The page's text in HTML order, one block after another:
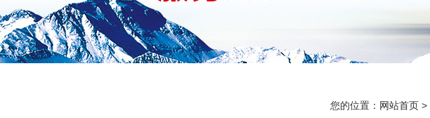
您的位置： 网站首页 >